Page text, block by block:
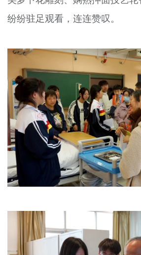
纷纷驻足观看，连连赞叹。